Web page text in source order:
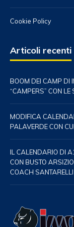
Cookie Policy
Articoli recenti
BOOM DEI CAMP DI
“CAMPERS” CON LE
MODIFICA
PALAVERDE CON
IL CALENDARIO DI
CON BUSTO
COACH